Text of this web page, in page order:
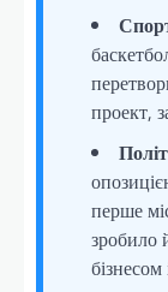
проект,
перше
зробило